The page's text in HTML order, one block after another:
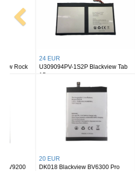
U309094PV-1S2P Blackview Tab
DK018 Blackview BV6300 Pro